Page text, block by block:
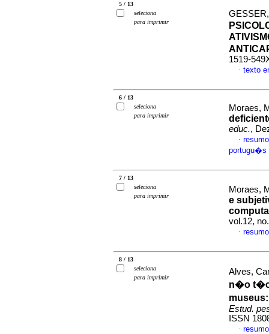
5 / 13
seleciona
para imprimir
1519-
· texto
6 / 13
seleciona
para imprimir
Moraes,
educ.,
·
portugu�s
7 / 13
seleciona
para imprimir
Moraes,
e
vol.12,
·
8 / 13
seleciona
para imprimir
Alves,
n�o
Estud.
ISSN
·